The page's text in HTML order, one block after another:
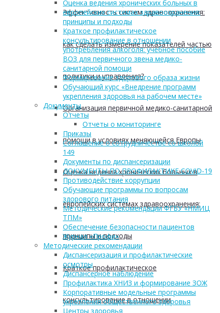
Эффективность систем здравоохранения:
как сделать измерение показателей частью
политики и управления?
Организация первичной медико-санитарной
помощи в условиях меняющейся Европы
Оценка ведения хронических больных в
европейских системах здравоохранения:
принципы и подходы
Краткое профилактическое
консультирование в отношении
Оценка ведения хронических больных в
европейских системах здравоохранения:
принципы и подходы
Краткое профилактическое
консультирование в отношении
употребления алкоголя: учебное пособие
ВОЗ для первичного звена медико-
санитарной помощи
Формирование здорового образа жизни
Обучающий курс «Внедрение программ
укрепления здоровья на рабочем месте»
Документы
Отчеты
Отчеты о мониторинге
Приказы
Соглашение о сотрудничестве со школой
149
Документы по диспансеризации
ДОКУМЕНТЫ ПО ПРОФИЛАКТИКЕ COVID-19
Противодействие коррупции
Обучающие программы по вопросам
здорового питания
Методические рекомендации ФГБУ «НМИЦ
ТПМ»
Обеспечение безопасности пациентов
Журнал «Профи»
Методические рекомендации
Диспансеризация и профилактические
осмотры
Диспансерное наблюдение
Профилактика ХНИЗ и формирование ЗОЖ
Корпоративные модельные программы
укрепления общественного здоровья
Центры здоровья